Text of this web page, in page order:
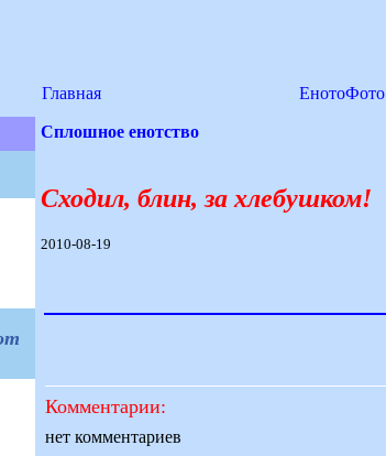
Главная ЕнотоФото
Сплошное енотство
Сходил, блин, за хлебушком!
2010-08-19
Комментарии:
нет комментариев